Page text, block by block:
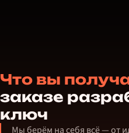
Что вы
заказе
ключ
Мы берём на себя всё — от